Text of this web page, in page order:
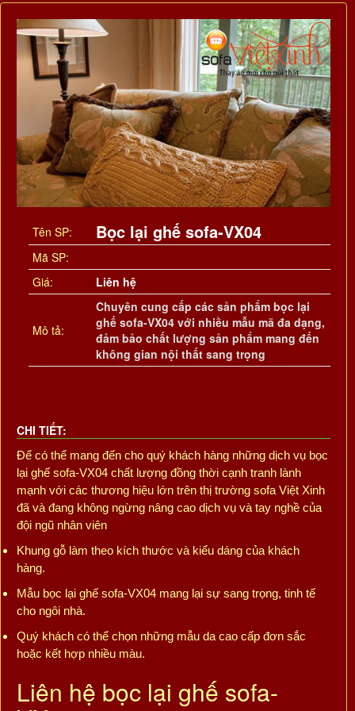
Tên SP: Bọc lại ghế sofa-VX04
Mã SP:
Giá:
Liên hệ
Mô tả:
Chuyên cung cấp các sản phẩm bọc lại
ghế sofa-VX04 với nhiều mẫu mã đa dạng,
đảm bảo chất lượng sản phẩm mang đến
không gian nội thất sang trọng
CHI TIẾT:
Để có thể mang đến cho quý khách hàng những dịch vụ bọc
lại ghế sofa-VX04 chất lượng đồng thời cạnh tranh lành
mạnh với các thương hiệu lớn trên thị trường sofa Việt Xinh
đã và đang không ngừng nâng cao dịch vụ và tay nghề của
đội ngũ nhân viên
Khung gỗ làm theo kích thước và kiểu dáng của khách
hàng.
Mẫu bọc lại ghế sofa-VX04 mang lại sự sang trọng, tinh tế
cho ngôi nhà.
Quý khách có thể chọn những mẫu da cao cấp đơn sắc
hoặc kết hợp nhiều màu.
Liên hệ bọc lại ghế sofa-